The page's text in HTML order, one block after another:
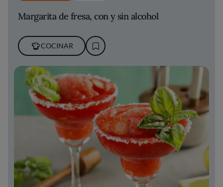
Margarita de fresa, con y sin alcohol
COCINAR